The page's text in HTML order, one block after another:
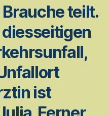
teilt.
ist